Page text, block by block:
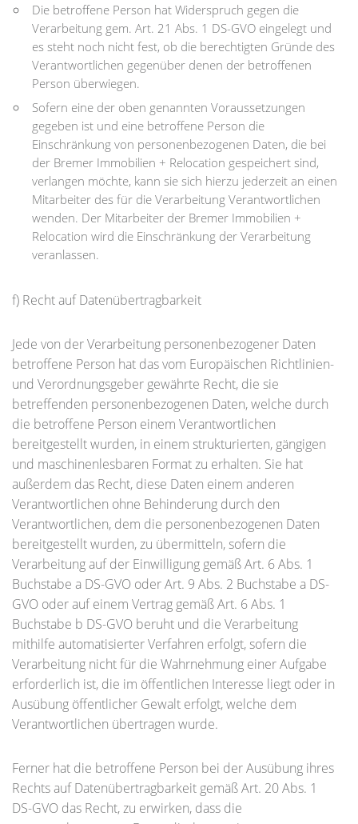
Die betroffene Person hat Widerspruch gegen die
Verarbeitung gem. Art. 21 Abs. 1 DS-GVO eingelegt und
es steht noch nicht fest, ob die berechtigten Gründe des
Verantwortlichen gegenüber denen der betroffenen
Person überwiegen.
Sofern eine der oben genannten Voraussetzungen
gegeben ist und eine betroffene Person die
Einschränkung von personenbezogenen Daten, die bei
der Bremer Immobilien + Relocation gespeichert sind,
verlangen möchte, kann sie sich hierzu jederzeit an einen
Mitarbeiter des für die Verarbeitung Verantwortlichen
wenden. Der Mitarbeiter der Bremer Immobilien +
Relocation wird die Einschränkung der Verarbeitung
veranlassen.
f) Recht auf Datenübertragbarkeit
Jede von der Verarbeitung personenbezogener Daten
betroffene Person hat das vom Europäischen Richtlinien-
und Verordnungsgeber gewährte Recht, die sie
betreffenden personenbezogenen Daten, welche durch
die betroffene Person einem Verantwortlichen
bereitgestellt wurden, in einem strukturierten, gängigen
und maschinenlesbaren Format zu erhalten. Sie hat
außerdem das Recht, diese Daten einem anderen
Verantwortlichen ohne Behinderung durch den
Verantwortlichen, dem die personenbezogenen Daten
bereitgestellt wurden, zu übermitteln, sofern die
Verarbeitung auf der Einwilligung gemäß Art. 6 Abs. 1
Buchstabe a DS-GVO oder Art. 9 Abs. 2 Buchstabe a DS-
GVO oder auf einem Vertrag gemäß Art. 6 Abs. 1
Buchstabe b DS-GVO beruht und die Verarbeitung
mithilfe automatisierter Verfahren erfolgt, sofern die
Verarbeitung nicht für die Wahrnehmung einer Aufgabe
erforderlich ist, die im öffentlichen Interesse liegt oder in
Ausübung öffentlicher Gewalt erfolgt, welche dem
Verantwortlichen übertragen wurde.
Ferner hat die betroffene Person bei der Ausübung ihres
Rechts auf Datenübertragbarkeit gemäß Art. 20 Abs. 1
DS-GVO das Recht, zu erwirken, dass die